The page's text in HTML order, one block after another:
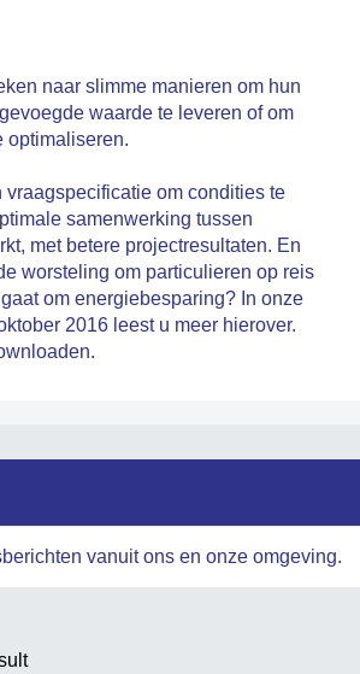
naar slimme manieren om hun
waarde te leveren of om
optimaliseren.
vraagspecificatie om condities te
samenwerking tussen
met betere projectresultaten. En
worsteling om particulieren op reis
om energiebesparing? In onze
2016 leest u meer hierover.
vanuit ons en onze omgeving.